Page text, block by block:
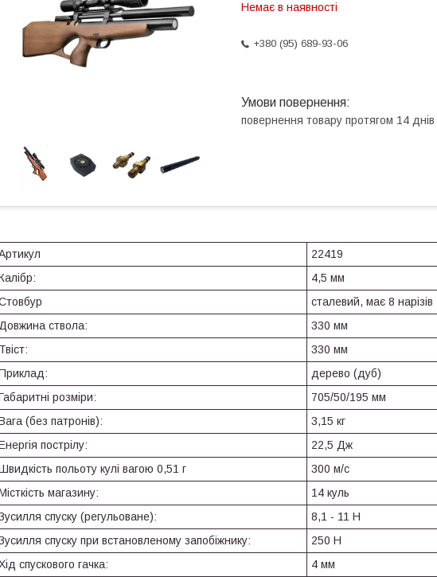
Немає в наявності
+380 (95) 689-93-06
повернення товару протягом 14 днів
22419
4,5 мм
сталевий, має 8 нарізів
Довжина ствола:
330 мм
Твіст:
330 мм
дерево (дуб)
розміри:
705/50/195 мм
(без патронів):
3,15 кг
пострілу:
22,5 Дж
польоту кулі вагою 0,51 г
300 м/с
магазину:
14 куль
спуску (регульоване):
8,1 - 11 Н
спуску при встановленому запобіжнику:
250 Н
спускового гачка:
4 мм